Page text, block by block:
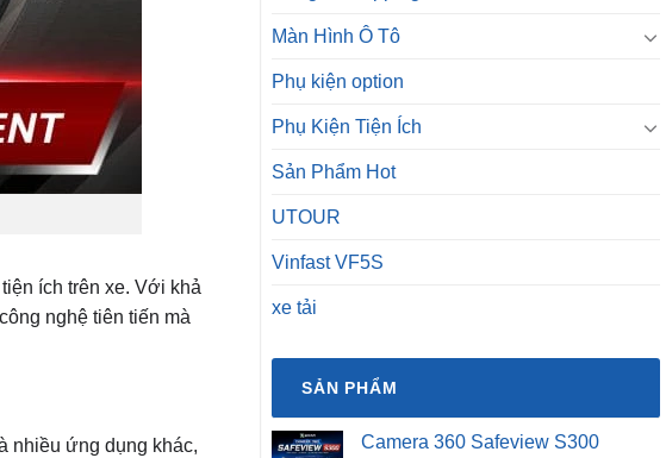
ích trên xe. Với khả
nghệ tiên tiến mà
nhiều ứng dụng khác,
Màn Hình Ô Tô
Phụ kiện option
Phụ Kiện Tiện Ích
Sản Phẩm Hot
UTOUR
Vinfast VF5S
xe tải
SẢN PHẨM
Camera 360 Safeview S300